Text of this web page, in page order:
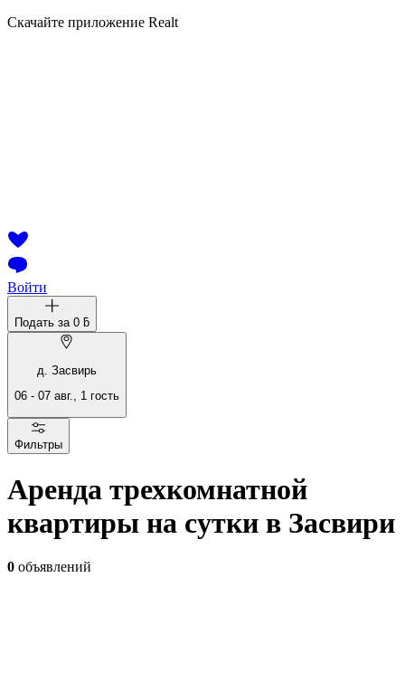
Скачайте приложение Realt
Войти
Подать за 0 ƃ
д. Засвирь
06 - 07 авг., 1 гость
Фильтры
Аренда трехкомнатной
квартиры на сутки в Засвири
0 объявлений